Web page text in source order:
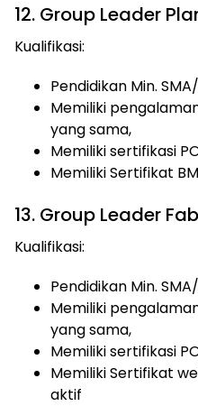
12. Group Leader
Kualifikasi:
Pendidikan Min.
Memiliki
yang sama,
Memiliki sertifikasi
Memiliki Sertifikat
13. Group Leader
Kualifikasi:
Pendidikan Min.
Memiliki
yang sama,
Memiliki sertifikasi
Memiliki Sertifikat
aktif